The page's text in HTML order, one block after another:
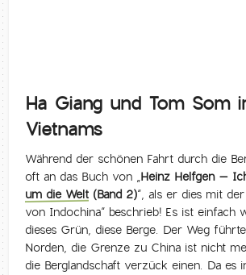
Ha Giang und Tom Som
Vietnams
Während der schönen Fahrt durch die
oft an das Buch von „Heinz Helfgen –
um die Welt (Band 2)“, als er dies mit
von Indochina“ beschrieb! Es ist einfach
dieses Grün, diese Berge. Der Weg
Norden, die Grenze zu China ist nicht
die Berglandschaft verzück einen. Da es